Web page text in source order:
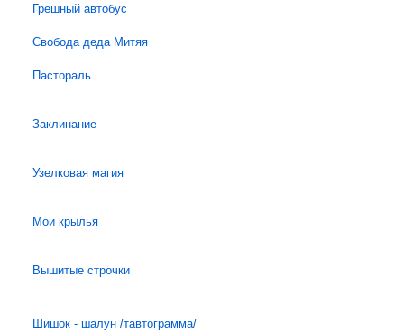
Грешный автобус
Свобода деда Митяя
Пастораль
Заклинание
Узелковая магия
Мои крылья
Вышитые строчки
Шишок - шалун /тавтограмма/